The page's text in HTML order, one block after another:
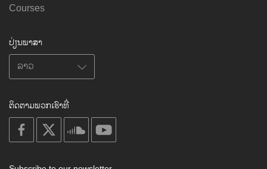
Courses
ປ່ຽນພາສາ
ຕິດຕາມພວກເຮົາທີ່
on
facebook
on
on
soundcloud
on